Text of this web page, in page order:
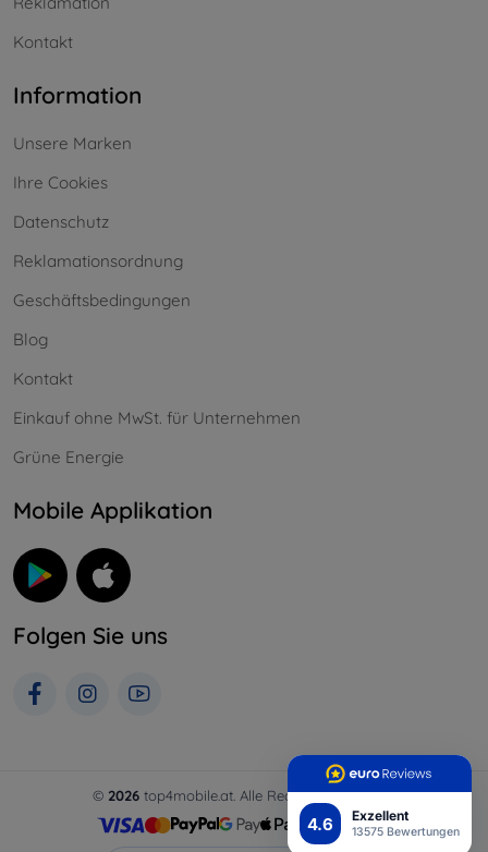
4.6 Exzellent
13575 Bewertungen
Kontakt
Information
Unsere Marken
Ihre Cookies
Datenschutz
Reklamationsordnung
Geschäftsbedingungen
Blog
Kontakt
Einkauf ohne MwSt. für Unternehmen
Grüne Energie
Mobile Applikation
Folgen Sie uns
© 2026top4mobile.at. Alle Rechte vorbehalten.